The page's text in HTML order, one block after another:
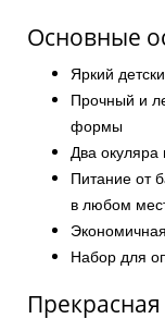
Основные
Яркий
Прочный и
формы
Два окуляра
Питание от
в любом
Набор для